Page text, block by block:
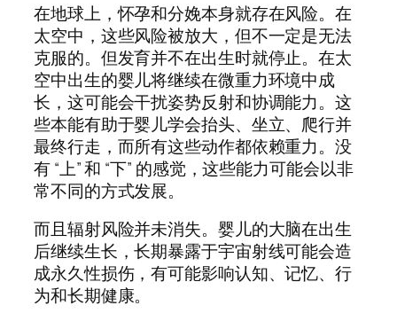
在地球上，怀孕和分娩本身就存在风险。在
太空中，这些风险被放大，但不一定是无法
克服的。但发育并不在出生时就停止。在太
空中出生的婴儿将继续在微重力环境中成
长，这可能会干扰姿势反射和协调能力。这
些本能有助于婴儿学会抬头、坐立、爬行并
最终行走，而所有这些动作都依赖重力。没
有 “上” 和 “下” 的感觉，这些能力可能会以非
常不同的方式发展。
而且辐射风险并未消失。婴儿的大脑在出生
后继续生长，长期暴露于宇宙射线可能会造
成永久性损伤，有可能影响认知、记忆、行
为和长期健康。